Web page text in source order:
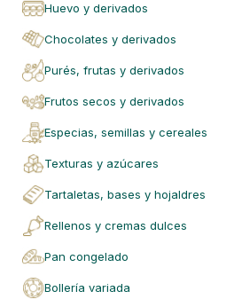
huevo y derivados
chocolates y derivados
purés, frutas y derivados
frutos secos y derivados
especias, semillas y cereales
texturas y azúcares
tartaletas, bases y hojaldres
rellenos y cremas dulces
pan congelado
bollería variada